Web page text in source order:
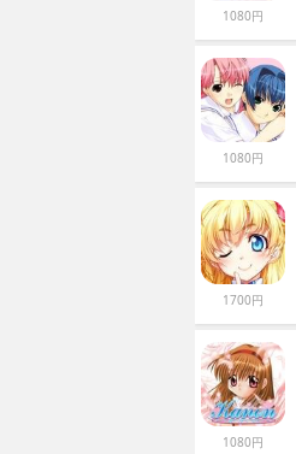
1080円
1080円
1700円
1080円